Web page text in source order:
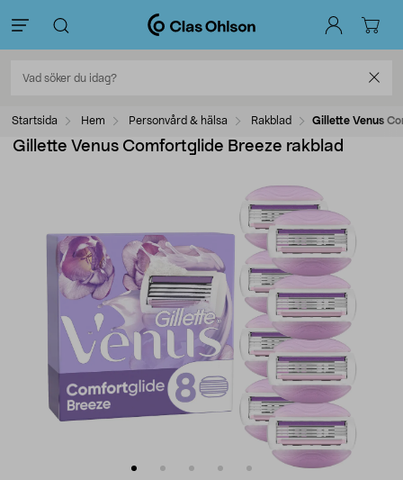
Startsida Hem Personvård & hälsa Rakblad Gillette Venus
Gillette Venus Comfortglide Breeze rakblad